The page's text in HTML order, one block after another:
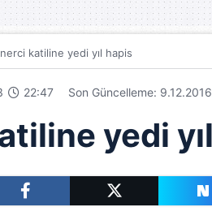
katiline yedi yıl hapis
22:47 Son Güncelleme: 9.12.2016
yedi